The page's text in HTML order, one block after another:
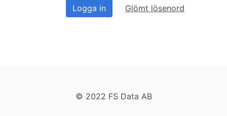
Logga in Glömt lösenord
© 2022 FS Data AB